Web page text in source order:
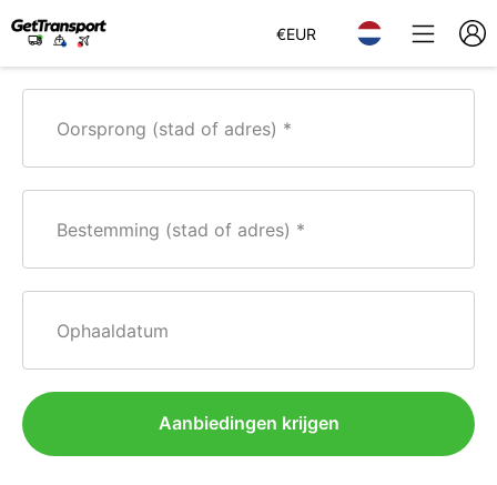
€EUR
Oorsprong (stad of adres)
Bestemming (stad of adres)
Ophaaldatum
Aanbiedingen krijgen